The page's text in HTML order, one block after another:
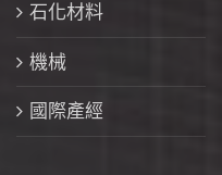
石化材料
機械
國際產經